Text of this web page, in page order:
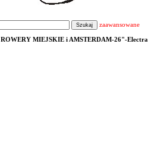
zaawansowane
ROWERY MIEJSKIE i AMSTERDAM-26"-Electra